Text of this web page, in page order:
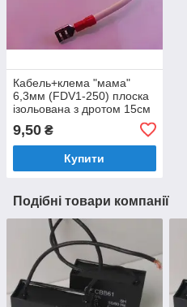
Кабель+клема "мама"
6,3мм (FDV1-250) плоска
ізольована з дротом 15см
9,50 ₴
Купити
Подібні товари компанії